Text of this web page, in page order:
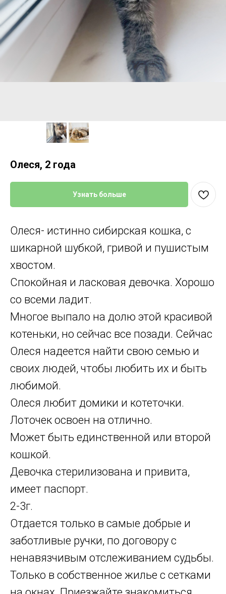
Олеся, 2 года
Узнать больше
Олеся- истинно сибирская кошка, с
шикарной шубкой, гривой и пушистым
хвостом.
Спокойная и ласковая девочка. Хорошо
со всеми ладит.
Многое выпало на долю этой красивой
котеньки, но сейчас все позади. Сейчас
Олеся надеется найти свою семью и
своих людей, чтобы любить их и быть
любимой.
Олеся любит домики и котеточки.
Лоточек освоен на отлично.
Может быть единственной или второй
кошкой.
Девочка стерилизована и привита,
имеет паспорт.
2-3г.
Отдается только в самые добрые и
заботливые ручки, по договору с
ненавязчивым отслеживанием судьбы.
Только в собственное жилье с сетками